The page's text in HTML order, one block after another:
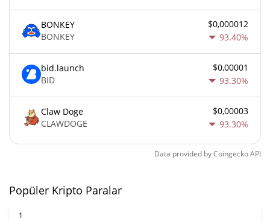
BONKEY
BONKEY
$0,000012
93.40%
bid.launch
BID
$0,00001
93.30%
Claw Doge
CLAWDOGE
$0,00003
93.30%
Data provided byCoingeckoAPI
Popüler Kripto Paralar
1